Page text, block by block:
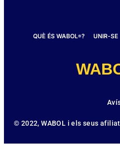
QUÈ ÉS WABOL®? UNIR-SE
© 2022, WABOL i els seus